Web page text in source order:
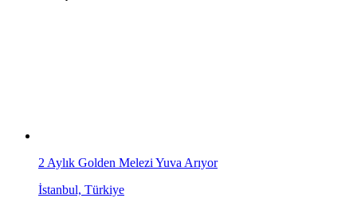
2 Aylık Golden Melezi Yuva Arıyor
İstanbul, Türkiye